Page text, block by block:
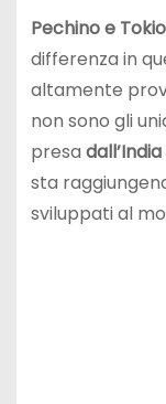
Pechino e Tokio
differenza in
altamente
non sono gli
presa dall’India
sta
sviluppati al